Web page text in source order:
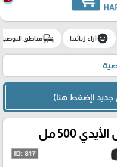
emoji_emotionsآراء زبائننا commuteمناطق
جديد (إضغط هنا)
500 مل